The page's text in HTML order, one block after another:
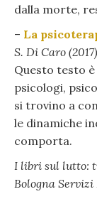
dalla morte,
– La
S. Di Caro (2017)
Questo testo
psicologi,
si trovino a
le dinamiche
comporta.
I libri sul lutto:
Bologna